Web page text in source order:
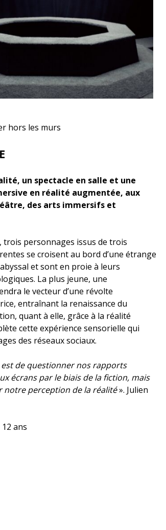
hors les murs
un spectacle en salle et une
en réalité augmentée, aux
des arts immersifs et
trois personnages issus de trois
se croisent au bord d’une étrange
et sont en proie à leurs
La plus jeune, une
le vecteur d’une révolte
entraînant la renaissance du
quant à elle, grâce à la réalité
cette expérience sensorielle qui
des réseaux sociaux.
de questionner nos rapports
écrans par le biais de la fiction, mais
notre perception de la réalité». Julien
ans